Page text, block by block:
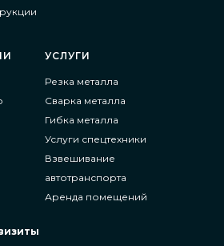
УСЛУГИ
Резка металла
Сварка металла
Гибка металла
Услуги спецтехники
Взвешивание
автотранспорта
Аренда помещений